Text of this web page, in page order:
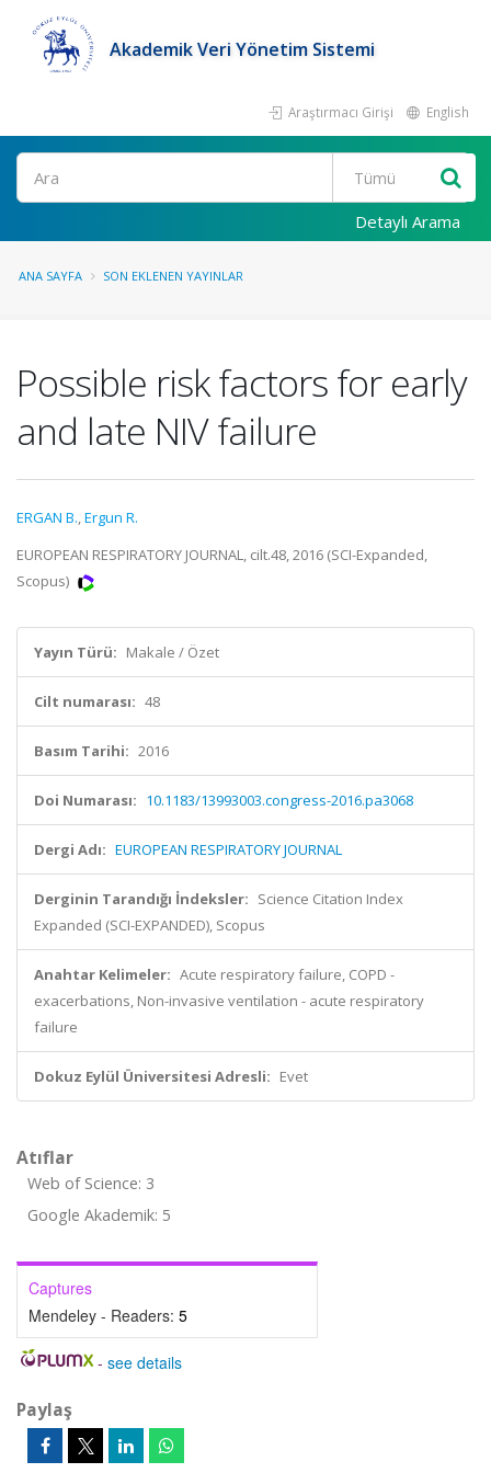
Akademik Veri Yönetim Sistemi
Araştırmacı Girişi English
Ara
Detaylı Arama
ANA SAYFA SON EKLENEN YAYINLAR
Possible risk factors for early
and late NIV failure
ERGAN B.,Ergun R.
EUROPEAN RESPIRATORY JOURNAL, cilt.48, 2016 (SCI-Expanded,
Scopus)
Yayın Türü: Makale / Özet
Cilt numarası: 48
Basım Tarihi: 2016
Doi Numarası: 10.1183/13993003.congress-2016.pa3068
Dergi Adı: EUROPEAN RESPIRATORY JOURNAL
Derginin Tarandığı İndeksler: Science Citation Index
Expanded (SCI-EXPANDED), Scopus
Anahtar Kelimeler: Acute respiratory failure, COPD -
exacerbations, Non-invasive ventilation - acute respiratory
failure
Dokuz Eylül Üniversitesi Adresli: Evet
Atıflar
Web of Science: 3
Google Akademik: 5
Captures
Mendeley - Readers: 5
- see details
Paylaş